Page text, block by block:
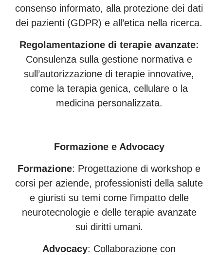
consenso informato, alla protezione dei dati
dei pazienti (GDPR) e all’etica nella ricerca.
Regolamentazione di terapie avanzate:
Consulenza sulla gestione normativa e
sull’autorizzazione di terapie innovative,
come la terapia genica, cellulare o la
medicina personalizzata.
Formazione e Advocacy
Formazione: Progettazione di workshop e
corsi per aziende, professionisti della salute
e giuristi su temi come l’impatto delle
neurotecnologie e delle terapie avanzate
sui diritti umani.
Advocacy: Collaborazione con